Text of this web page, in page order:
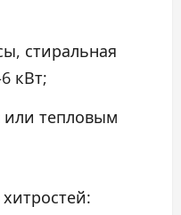
стиральная
кВт;
или тепловым